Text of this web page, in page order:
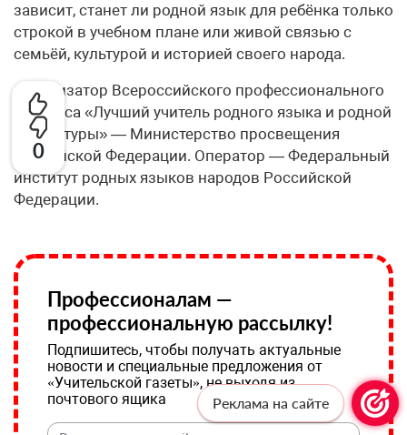
0
зависит, станет ли родной язык для ребёнка только
строкой в учебном плане или живой связью с
семьёй, культурой и историей своего народа.
Организатор Всероссийского профессионального
конкурса «Лучший учитель родного языка и родной
литературы» — Министерство просвещения
Российской Федерации. Оператор — Федеральный
институт родных языков народов Российской
Федерации.
Профессионалам —
профессиональную рассылку!
Подпишитесь, чтобы получать актуальные
новости и специальные предложения от
«Учительской газеты», не выходя из
почтового ящика
Реклама на сайте